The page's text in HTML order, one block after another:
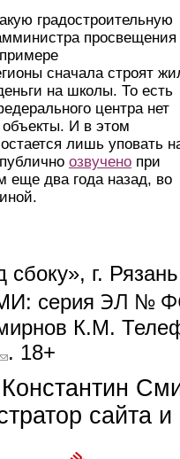
градостроительную
просвещения
сначала строят
на школы. То есть
центра нет
И в этом
лишь уповать
озвучено при
еще два года назад, во
сбоку», г.
серия ЭЛ №
К.М.
(link sends e-mail)
. 18+
сайта